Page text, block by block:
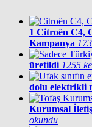
1 Citroën C4,
Kampanya
üretildi 1255
dolu elektrikli
Kurumsal
okundu